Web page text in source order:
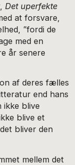
Det uperfekte
at forsvare,
”fordi de
med en
år senere
af deres fælles
end hans
ikke blive
blive et
bliver den
mellem det